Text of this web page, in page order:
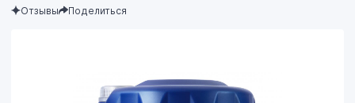
Отзывы Поделиться